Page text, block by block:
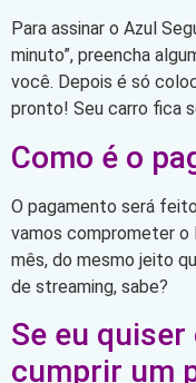
Para assinar o Azul
minuto”, preencha
você. Depois é só
pronto! Seu carro fica
Como é o
O pagamento será
vamos comprometer o
mês, do mesmo jeito
de streaming, sabe?
Se eu
cumprir um